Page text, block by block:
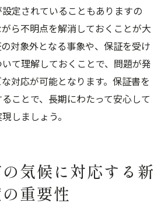
定されていることもありますの
ら不明点を解消しておくことが大
対象外となる事象や、保証を受け
て理解しておくことで、問題が発
対応が可能となります。保証書を
ことで、長期にわたって安心して
しましょう。
気候に対応する新
重要性